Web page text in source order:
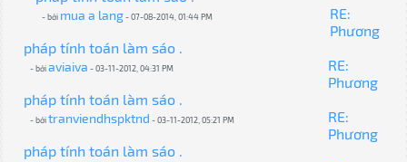
- bởi mua a lang- 07-08-2014, 01:44 PM
RE:
Phương
pháp tính toán làm sáo .
- bởiaviaiva - 03-11-2012, 04:31 PM
RE:
Phương
pháp tính toán làm sáo .
- bởitranviendhspktnd - 03-11-2012, 05:21 PM
RE:
Phương
pháp tính toán làm sáo .